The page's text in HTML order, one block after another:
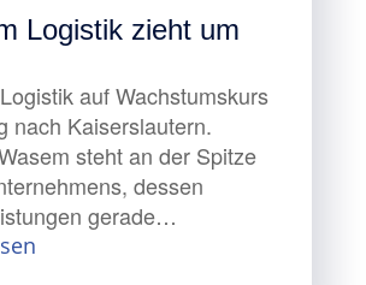
Logistik zieht um
auf Wachstumskurs
nach Kaiserslautern.
steht an der Spitze
dessen
gerade…